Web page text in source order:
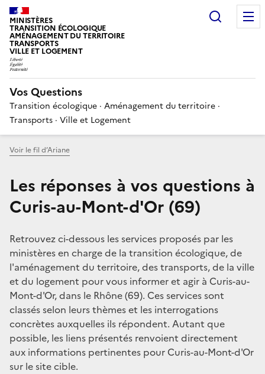
MINISTÈRES
TRANSITION ÉCOLOGIQUE
AMÉNAGEMENT DU TERRITOIRE
TRANSPORTS
VILLE ET LOGEMENT
Vos Questions
Transition écologique · Aménagement du territoire ·
Transports · Ville et Logement
Voir le fil d’Ariane
Les réponses à vos questions à
Curis-au-Mont-d'Or (69)
Retrouvez ci-dessous les services proposés par les
ministères en charge de la transition écologique, de
l'aménagement du territoire, des transports, de la ville
et du logement pour vous informer et agir à Curis-au-
Mont-d'Or, dans le Rhône (69). Ces services sont
classés selon leurs thèmes et les interrogations
concrètes auxquelles ils répondent. Autant que
possible, les liens présentés renvoient directement
aux informations pertinentes pour Curis-au-Mont-d'Or
sur le site cible.